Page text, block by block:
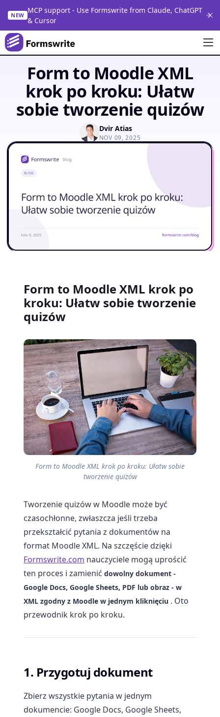
NEW
MCP support - Use Formswrite from Claude, ChatGPT
& Cursor
Form to Moodle XML
krok po kroku: Ułatw
sobie tworzenie quizów
Dvir Atias
NOV 09, 2025
Form to Moodle XML krok po
kroku: Ułatw sobie tworzenie
quizów
Form to Moodle XML krok po kroku: Ułatw sobie
tworzenie quizów
Tworzenie quizów w Moodle może być
czasochłonne, zwłaszcza jeśli trzeba
przekształcić pytania z dokumentów na
format Moodle XML. Na szczęście dzięki
Formswrite.com nauczyciele mogą uprościć
ten proces i zamienić dowolny dokument -
Google Docs, Google Sheets, PDF lub obraz - w
XML zgodny z Moodle w jednym kliknięciu . Oto
przewodnik krok po kroku.
1. Przygotuj dokument
Zbierz wszystkie pytania w jednym
dokumencie: Google Docs, Google Sheets,